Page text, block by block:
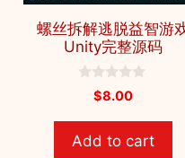
螺丝拆解逃脱益智游
Unity完整源码
o
$8.00
Add to cart